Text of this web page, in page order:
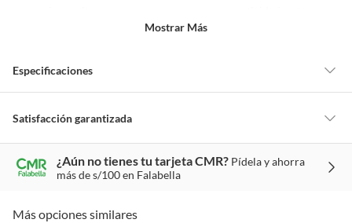
Manual de Armado
Mostrar Más
Especificaciones
Detalle de la garantía
Forma Rectangular
Material de las patas
Satisfacción garantizada
La mayoría de los productos tienen30 días desde que los recibes para
hacer una devolución.
Conoce cuáles son:
¿Aún no tienes tu tarjeta CMR? Pídela y ahorra
más de s/100 en Falabella
Más opciones similares